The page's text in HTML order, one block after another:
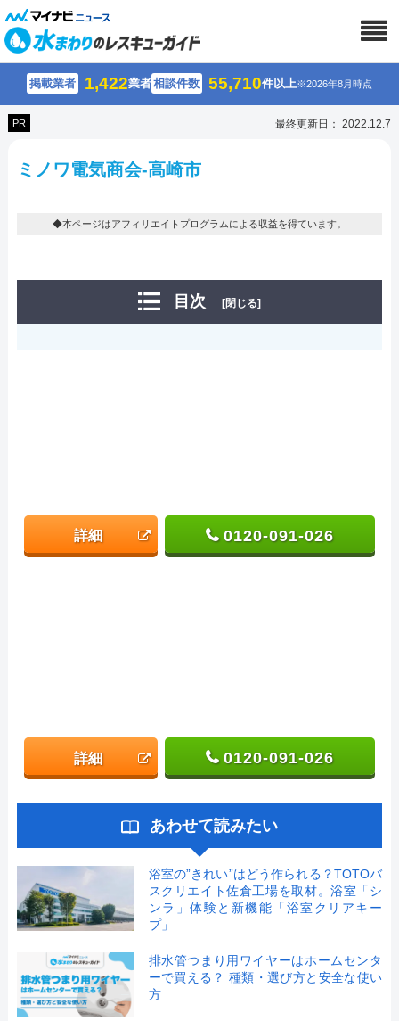
掲載業者 1,422業者相談件数 55,710件以上※2026年8月時点
PR 最終更新日： 2022.12.7
ミノワ電気商会-高崎市
◆本ページはアフィリエイトプログラムによる収益を得ています。
目次 [閉じる]
詳細 0120-091-026
詳細 0120-091-026
あわせて読みたい
浴室の”きれい”はどう作られる？TOTOバ
スクリエイト佐倉工場を取材。浴室「シ
ンラ」体験と新機能「浴室クリアキー
プ」
排水管つまり用ワイヤーはホームセンタ
ーで買える？ 種類・選び方と安全な使い
方